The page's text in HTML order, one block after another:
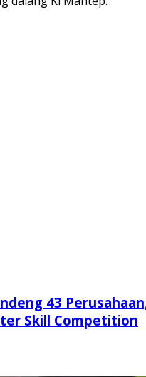
43
Skill Competition